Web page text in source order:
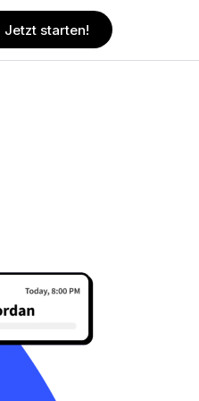
konzipiert für
auf die
von
Jetzt starten!